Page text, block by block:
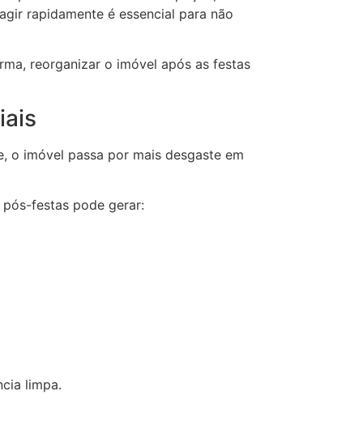
rapidamente é essencial para não
reorganizar o imóvel após as festas
o imóvel passa por mais desgaste em
festas pode gerar:
limpa.